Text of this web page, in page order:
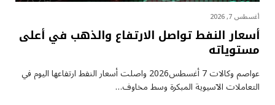
أغسطس 7, 2026
أسعار النفط تواصل الارتفاع والذهب في أعلى
مستوياته
عواصم وكالات 7 أغسطس2026 واصلت أسعار ⁠النفط ارتفاعها اليوم في
التعاملات الآسيوية المبكرة وسط مخاوف…